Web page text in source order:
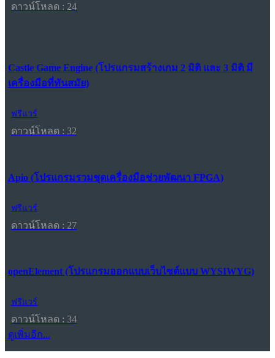
ดาวน์โหลด : 24
Castle Game Engine (โปรแกรมสร้างเกม 2 มิติ และ 3 มิติ มี
เครื่องมือที่ทันสมัย)
ฟรีแวร์
ดาวน์โหลด : 32
Apio (โปรแกรมรวมชุดเครื่องมือช่วยพัฒนา FPGA)
ฟรีแวร์
ดาวน์โหลด : 27
openElement (โปรแกรมออกแบบเว็บไซต์แบบ WYSIWYG)
ฟรีแวร์
ดาวน์โหลด : 34
ดูเพิ่มอีก...